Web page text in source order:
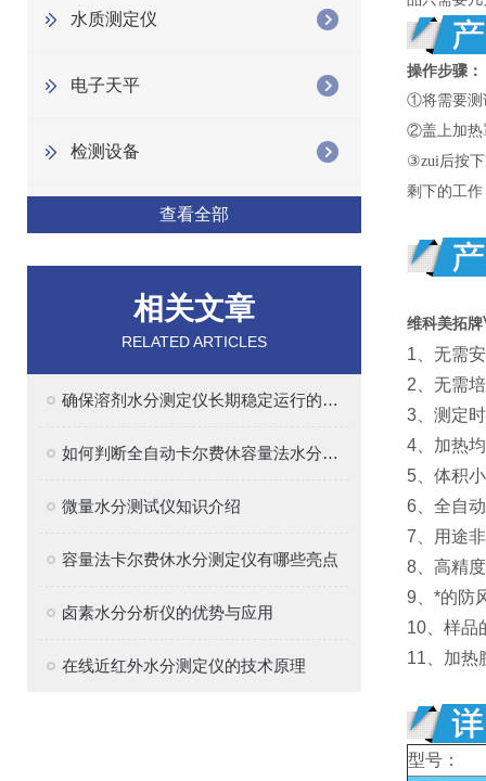
水质测定仪
电子天平
检测设备
查看全部
相关文章
RELATED ARTICLES
确保溶剂水分测定仪长期稳定运行的实用建议
如何判断全自动卡尔费休容量法水分测定仪的质量好坏
微量水分测试仪知识介绍
容量法卡尔费休水分测定仪有哪些亮点
卤素水分分析仪的优势与应用
在线近红外水分测定仪的技术原理
操作步骤：
①将需要测
②盖上加热
③zui后按下
剩下的工
维科美拓牌
1、无需
2、无需
3、测定
4、加热
5、体积
6、全自
7、用途
8、高精
9、*的防
10、样品
11、加热
型号：